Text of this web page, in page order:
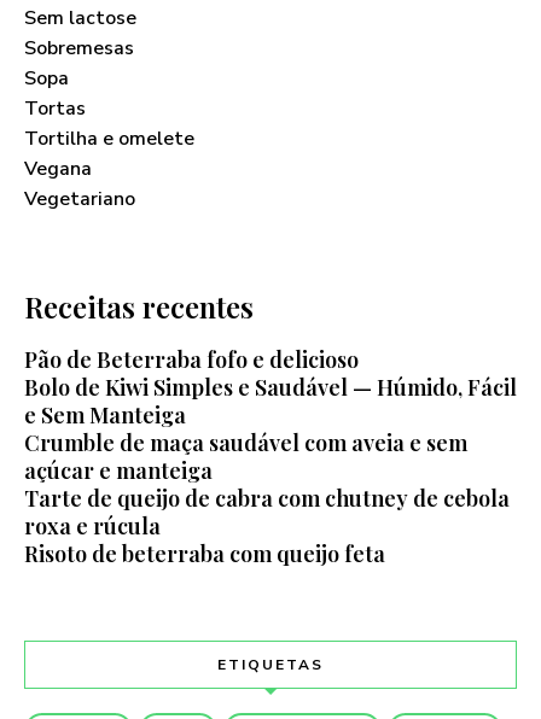
Sem lactose
Sobremesas
Sopa
Tortas
Tortilha e omelete
Vegana
Vegetariano
Receitas recentes
Pão de Beterraba fofo e delicioso
Bolo de Kiwi Simples e Saudável — Húmido, Fácil
e Sem Manteiga
Crumble de maça saudável com aveia e sem
açúcar e manteiga
Tarte de queijo de cabra com chutney de cebola
roxa e rúcula
Risoto de beterraba com queijo feta
ETIQUETAS